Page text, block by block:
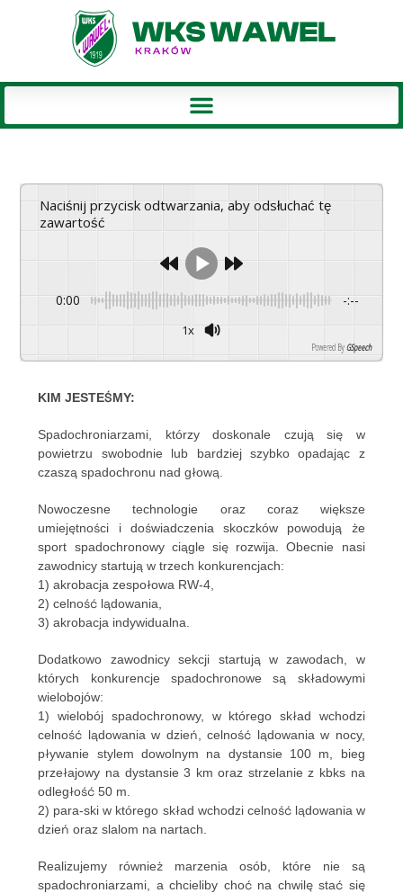
Naciśnij przycisk odtwarzania, aby odsłuchać tę
zawartość
0:00 -:--
1x
Powered By GSpeech
KIM JESTEŚMY:
Spadochroniarzami, którzy doskonale czują się w
powietrzu swobodnie lub bardziej szybko opadając z
czaszą spadochronu nad głową.
Nowoczesne technologie oraz coraz większe
umiejętności i doświadczenia skoczków powodują że
sport spadochronowy ciągle się rozwija. Obecnie nasi
zawodnicy startują w trzech konkurencjach:
1) akrobacja zespołowa RW-4,
2) celność lądowania,
3) akrobacja indywidualna.
Dodatkowo zawodnicy sekcji startują w zawodach, w
których konkurencje spadochronowe są składowymi
wielobojów:
1) wielobój spadochronowy, w którego skład wchodzi
celność lądowania w dzień, celność lądowania w nocy,
pływanie stylem dowolnym na dystansie 100 m, bieg
przełajowy na dystansie 3 km oraz strzelanie z kbks na
odległość 50 m.
2) para-ski w którego skład wchodzi celność lądowania w
dzień oraz slalom na nartach.
Realizujemy również marzenia osób, które nie są
spadochroniarzami, a chcieliby choć na chwilę stać się